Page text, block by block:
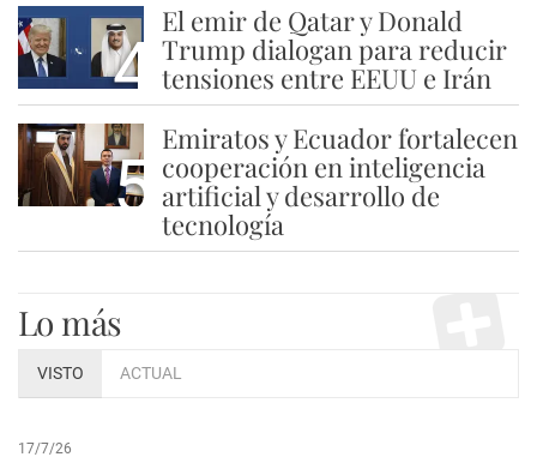
4
El emir de Qatar y Donald
Trump dialogan para reducir
tensiones entre EEUU e Irán
5
Emiratos y Ecuador fortalecen
cooperación en inteligencia
artificial y desarrollo de
tecnología
Lo más
VISTO ACTUAL
17/7/26